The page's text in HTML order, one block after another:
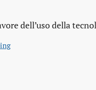
dell’uso della